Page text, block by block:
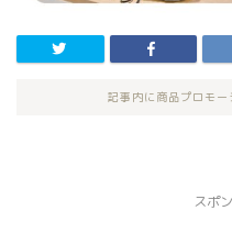
記事内に商品プロモ
スポ